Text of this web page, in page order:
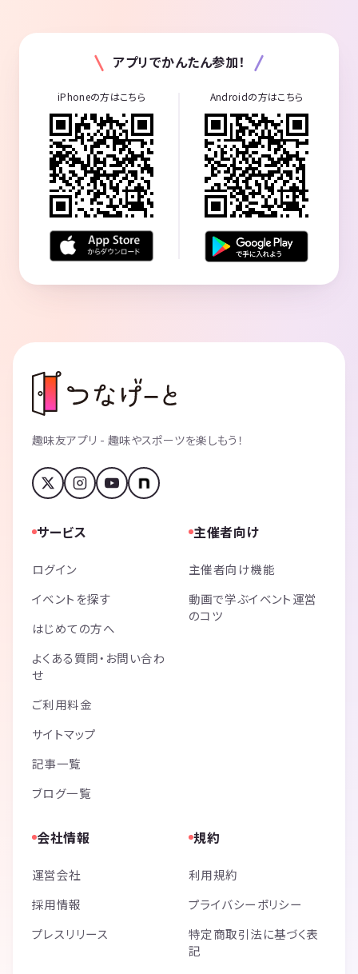
アプリでかんたん参加！
iPhoneの方はこちら Androidの方はこちら
趣味友アプリ - 趣味やスポーツを楽しもう！
サービス
ログイン
イベントを探す
はじめての方へ
よくある質問・お問い合わ
せ
ご利用料金
サイトマップ
記事一覧
ブログ一覧
主催者向け
主催者向け機能
動画で学ぶイベント運営
のコツ
会社情報
運営会社
採用情報
プレスリリース
規約
利用規約
プライバシーポリシー
特定商取引法に基づく表
記